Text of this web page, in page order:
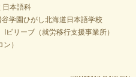
日本語科
谷学園ひがし北海道日本語学校
Iビリーブ（就労移行支援事業所）
）